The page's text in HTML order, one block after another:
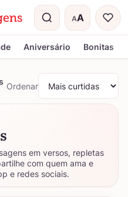
AA
Tamanho do
Aniversário Bonitas
Ordenar
em versos, repletas
com quem ama e
e redes sociais.